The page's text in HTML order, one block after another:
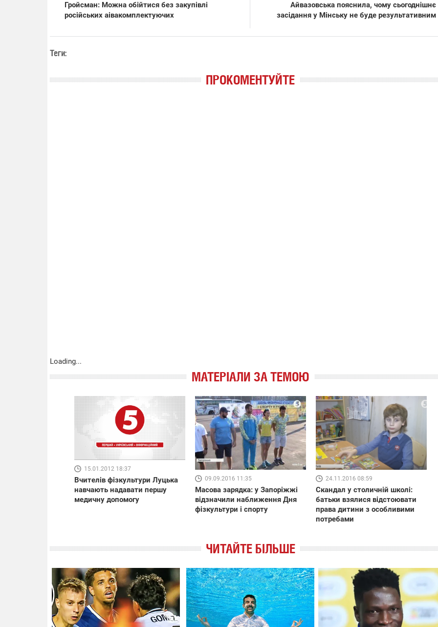
Гройсман: Можна обійтися без закупівлі
російських аівакомплектуючих
Айвазовська пояснила, чому сьогоднішнє
засідання у Мінську не буде результативним
Теги:
ПРОКОМЕНТУЙТЕ
Loading...
МАТЕРІАЛИ ЗА ТЕМОЮ
15.01.2012 18:37
Вчителів фізкультури Луцька
навчають надавати першу
медичну допомогу
09.09.2016 11:35
Масова зарядка: у Запоріжжі
відзначили наближення Дня
фізкультури і спорту
24.11.2016 08:59
Скандал у столичній школі:
батьки взялися відстоювати
права дитини з особливими
потребами
ЧИТАЙТЕ БІЛЬШЕ